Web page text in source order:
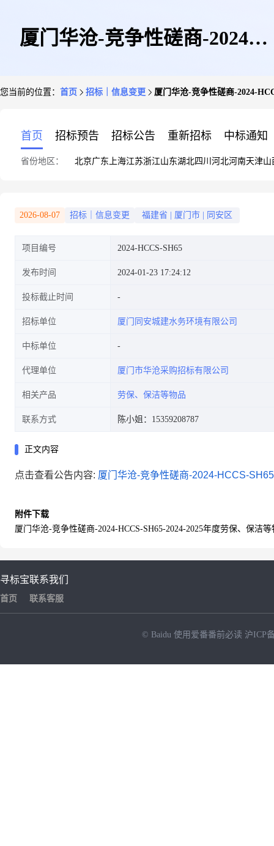
厦门华沧-竞争性磋商-2024-
您当前的位置： 首页 招标｜信息变更 厦门华沧-竞争性磋商-2024-
首页 招标预告 招标公告 重新招标 中标通知
省份地区： 北京广东 上海江苏浙江山东湖北四川 河北河南天津山
2026-08-07 招标｜信息变更 福建省 厦门市 同安区
项目编号 2024-HCCS-SH65
发布时间 2024-01-23 17:24:12
投标截止时间
招标单位 厦门同安城建水务环境有限公司
中标单位
代理单位 厦门市华沧采购招标有限公司
相关产品 劳保、保洁等物品
联系方式 陈小姐：15359208787
正文内容
点击查看公告内容: 厦门华沧-竞争性磋商-2024-HCCS-
附件下载
厦门华沧-竞争性磋商-2024-HCCS-SH65-2024-2025年度劳保、保洁
寻标宝
首页
联系我们
联系客服
© Baidu 使用爱番番前必读 沪ICP